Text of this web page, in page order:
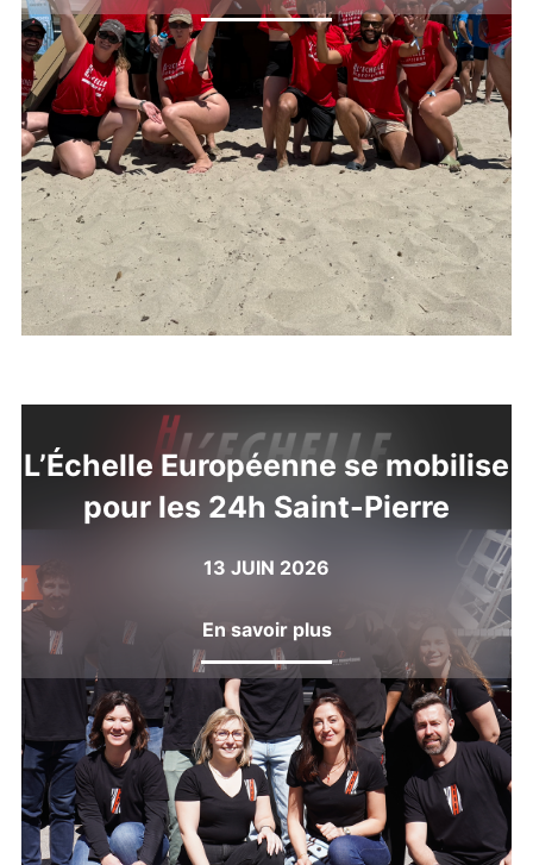
L’Échelle Européenne se mobilise
pour les 24h Saint-Pierre
13 JUIN 2026
En savoir plus